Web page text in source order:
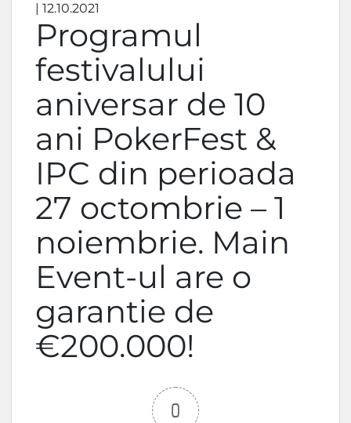
| 12.10.2021
Programul
festivalului
aniversar de 10
ani PokerFest &
IPC din perioada
27 octombrie – 1
noiembrie. Main
Event-ul are o
garantie de
€200.000!
0